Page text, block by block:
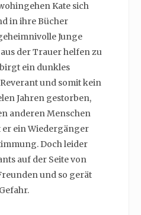
Kate sich
in ihre Bücher
Junge
der Trauer helfen zu
ein dunkles
und somit kein
Jahren gestorben,
anderen Menschen
er ein Wiedergänger
Doch leider
auf der Seite von
und so gerät